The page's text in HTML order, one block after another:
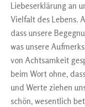
Liebeserklärung an
Vielfalt des Lebens.
dass unsere
was unsere
von Achtsamkeit
beim Wort ohne,
und Werte ziehen
schön, wesentlich